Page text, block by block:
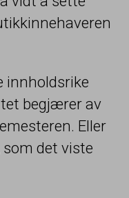
innholdsrike
begjærer av
Eller
det viste